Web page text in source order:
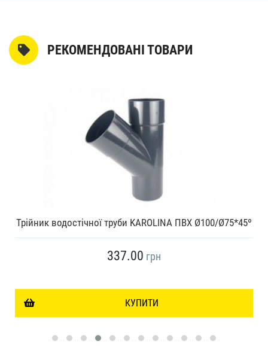
РЕКОМЕНДОВАНІ ТОВАРИ
Трійник водостічної труби KAROLINA ПВХ Ø100/Ø75*45º
337.00 грн
КУПИТИ